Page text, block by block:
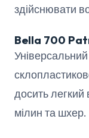
здійснювати
Bella 700
досить легкий
мілин та шхер.